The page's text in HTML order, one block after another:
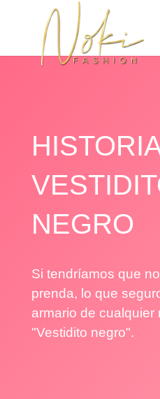
NEGRO
Si tendríamos que
prenda, lo que
armario de cualquier
"Vestidito negro".